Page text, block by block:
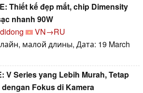
Thiết kế đẹp mắt, chip Dimensity
nhanh 90W
VN→RU
малой длины, Дата: 19 March
V Series yang Lebih Murah, Tetap
Fokus di Kamera